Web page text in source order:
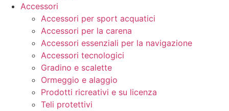
Accessori
Accessori per sport acquatici
Accessori per la carena
Accessori essenziali per la navigazione
Accessori tecnologici
Gradino e scalette
Ormeggio e alaggio
Prodotti ricreativi e su licenza
Teli protettivi